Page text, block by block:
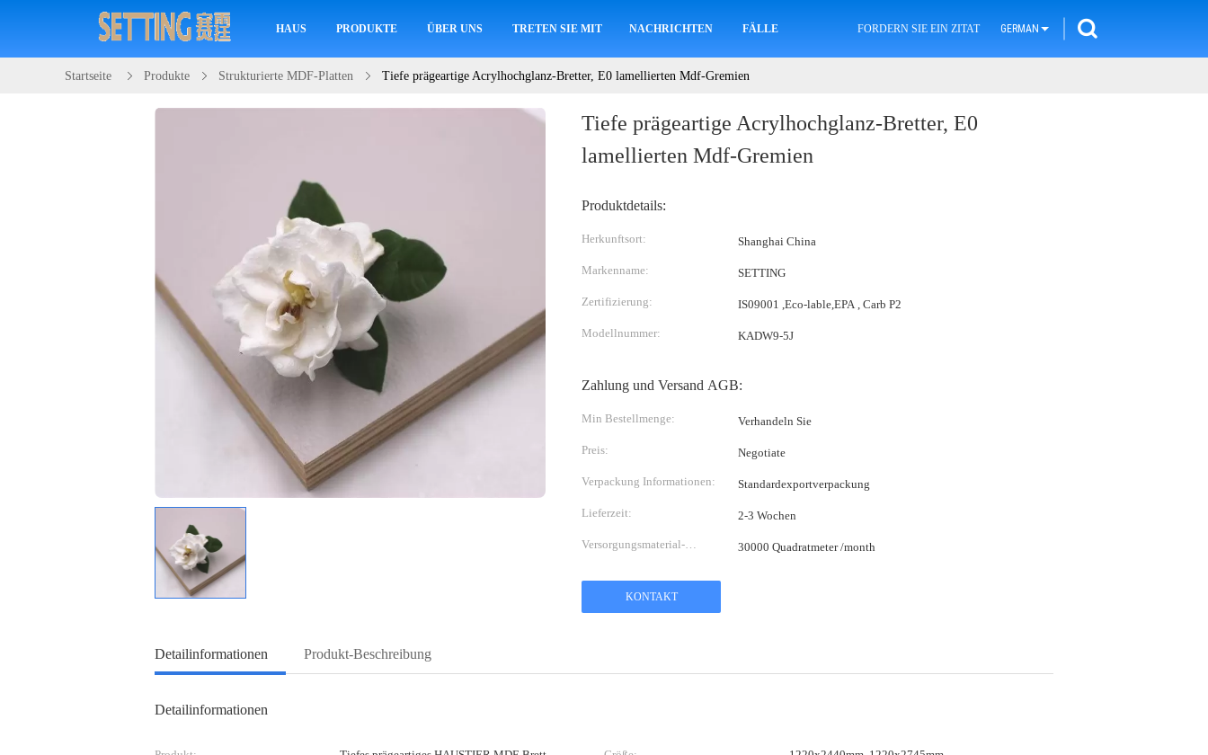
HAUS PRODUKTE ÜBER UNS TRETEN SIE MIT UNS IN VERBINDUNG
NACHRICHTEN FÄLLE FORDERN SIE EIN ZITAT GERMAN
Startseite Produkte Strukturierte MDF-Platten Tiefe prägeartige Acrylhochglanz-Bretter, E0 lamellierten Mdf-Gremien
Tiefe prägeartige Acrylhochglanz-Bretter, E0
lamellierten Mdf-Gremien
Produktdetails:
Herkunftsort: Shanghai China
Markenname: SETTING
Zertifizierung: IS09001 ,Eco-lable,EPA , Carb P2
Modellnummer: KADW9-5J
Zahlung und Versand AGB:
Min Bestellmenge: Verhandeln Sie
Preis: Negotiate
Verpackung Informationen: Standardexportverpackung
Lieferzeit: 2-3 Wochen
Versorgungsmaterial-
30000 Quadratmeter /month
KONTAKT
Detailinformationen Produkt-Beschreibung
Detailinformationen